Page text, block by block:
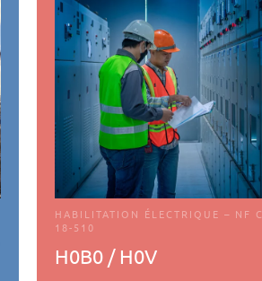
HABILITATION ÉLECTRIQUE – NF C
18-510
H0B0 / H0V